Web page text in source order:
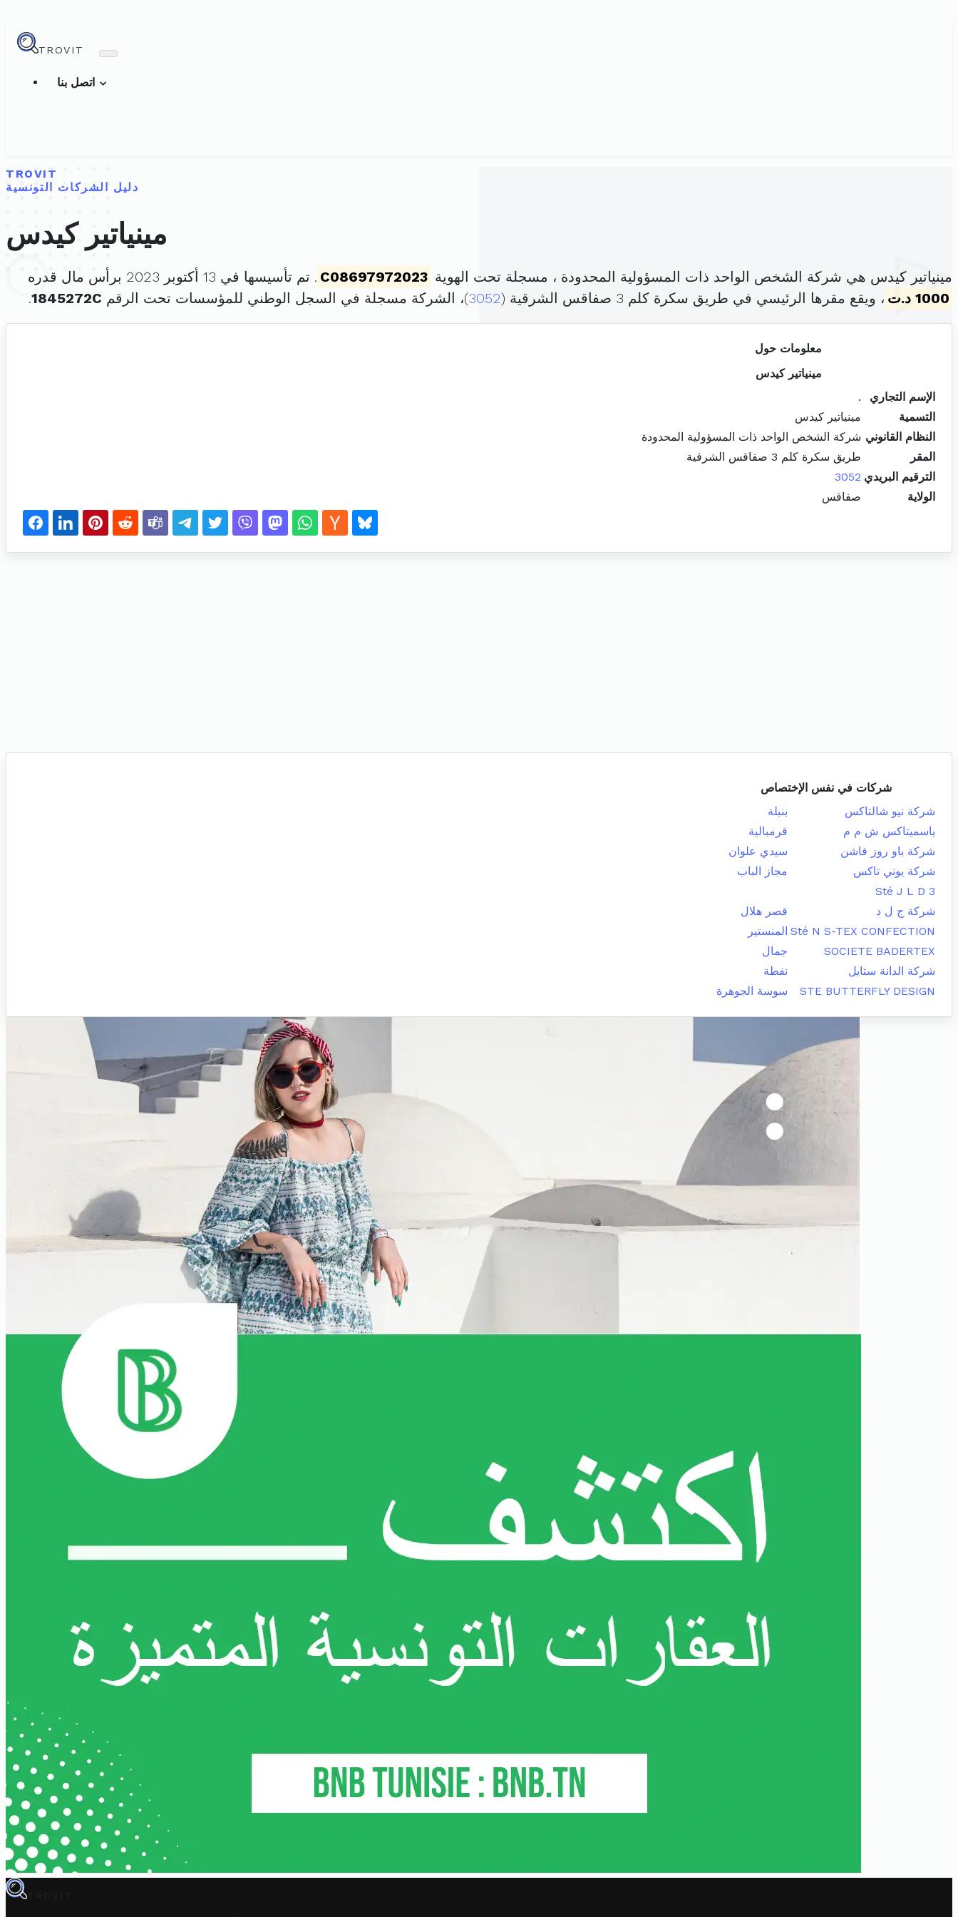
TROVIT
TROVIT
دليل الشركات التونسية
مينياتير كيدس
مينياتير كيدس هي شركة الشخص الواحد ذات المسؤولية المحدودة ، مسجلة تحت الهوية C08697972023 . تم تأسيسها في 13 أكتوبر 2023 برأس مال قدره
1000 د.ت
، ويقع مقرها الرئيسي في طريق سكرة كلم 3 صفاقس الشرقية ( 3052)، الشركة مسجلة في السجل الوطني للمؤسسات تحت الرقم 1845272C
.
معلومات حول
مينياتير كيدس
الإسم التجاري
.
التسمية
مينياتير كيدس
النظام القانوني شركة الشخص الواحد ذات المسؤولية المحدودة
المقر
طريق سكرة كلم 3 صفاقس الشرقية
الترقيم البريدي 3052
الولاية
صفاقس
شركات في نفس الإختصاص
شركة نيو شالتاكس
بنبلة
ياسميتاكس ش م م
قرمبالية
شركة باو روز فاشن
سيدي علوان
شركة يوني تاكس
مجاز الباب
Sté J L D 3
شركة ج ل د
قصر هلال
Sté N S-TEX CONFECTION المنستير
SOCIETE BADERTEX
جمال
شركة الدانة ستايل
نفطة
STE BUTTERFLY DESIGN
سوسة الجوهرة
TROVIT